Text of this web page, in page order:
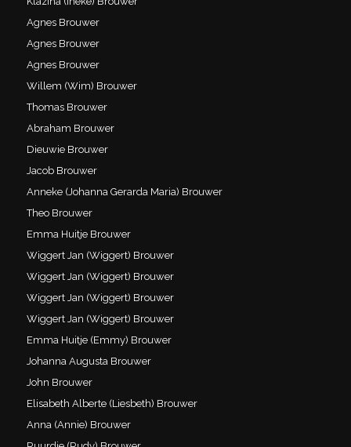
Agnes Brouwer
Agnes Brouwer
Agnes Brouwer
Willem (Wim) Brouwer
Thomas Brouwer
Abraham Brouwer
Dieuwie Brouwer
Jacob Brouwer
Anneke (Johanna Gerarda Maria) Brouwer
Theo Brouwer
Emma Huitje Brouwer
Wiggert Jan (Wiggert) Brouwer
Wiggert Jan (Wiggert) Brouwer
Wiggert Jan (Wiggert) Brouwer
Wiggert Jan (Wiggert) Brouwer
Emma Huitje (Emmy) Brouwer
Johanna Augusta Brouwer
John Brouwer
Elisabeth Alberte (Liesbeth) Brouwer
Anna (Annie) Brouwer